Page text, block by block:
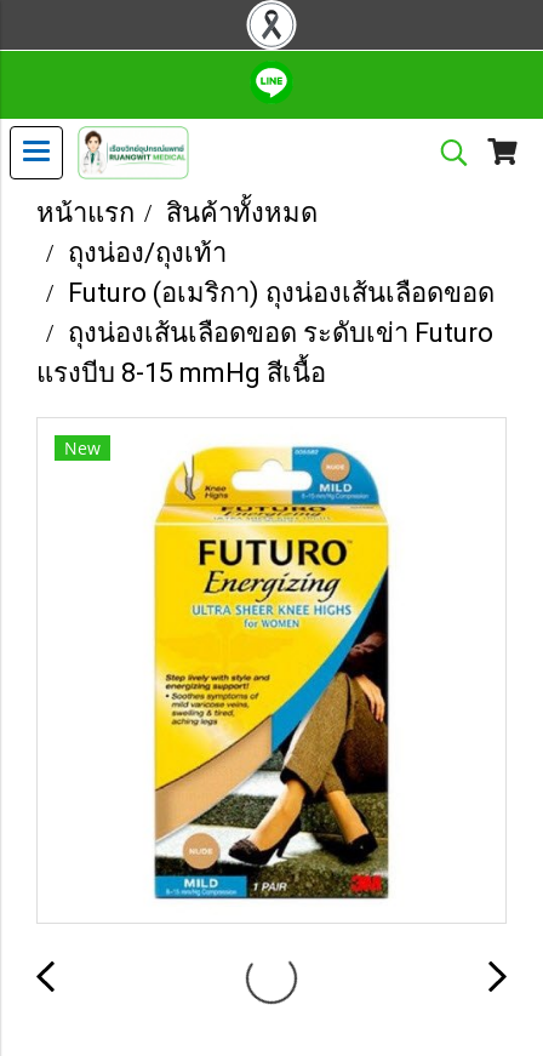
หน้าแรก
สินค้าทั้งหมด
ถุงน่อง/ถุงเท้า
Futuro (อเมริกา) ถุงน่องเส้นเลือดขอด
ถุงน่องเส้นเลือดขอด ระดับเข่า Futuro
แรงบีบ 8-15 mmHg สีเนื้อ
New